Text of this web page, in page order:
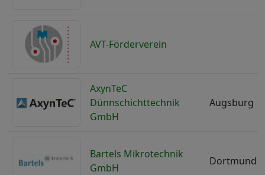
AVT-Förderverein
AxynTeC
Dünnschichttechnik
GmbH
Augsburg
Bartels Mikrotechnik
GmbH
Dortmund